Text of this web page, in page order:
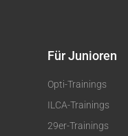
Für Junioren
Opti-Trainings
ILCA-Trainings
29er-Trainings